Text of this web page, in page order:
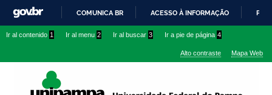
principal
IR
O
COMUNICA BR ACESSO À INFORMAÇÃO
Ir al contenido 1 Ir al menu 2 Ir al buscar 3 Ir a pie de página 4
Alto contraste Mapa Web